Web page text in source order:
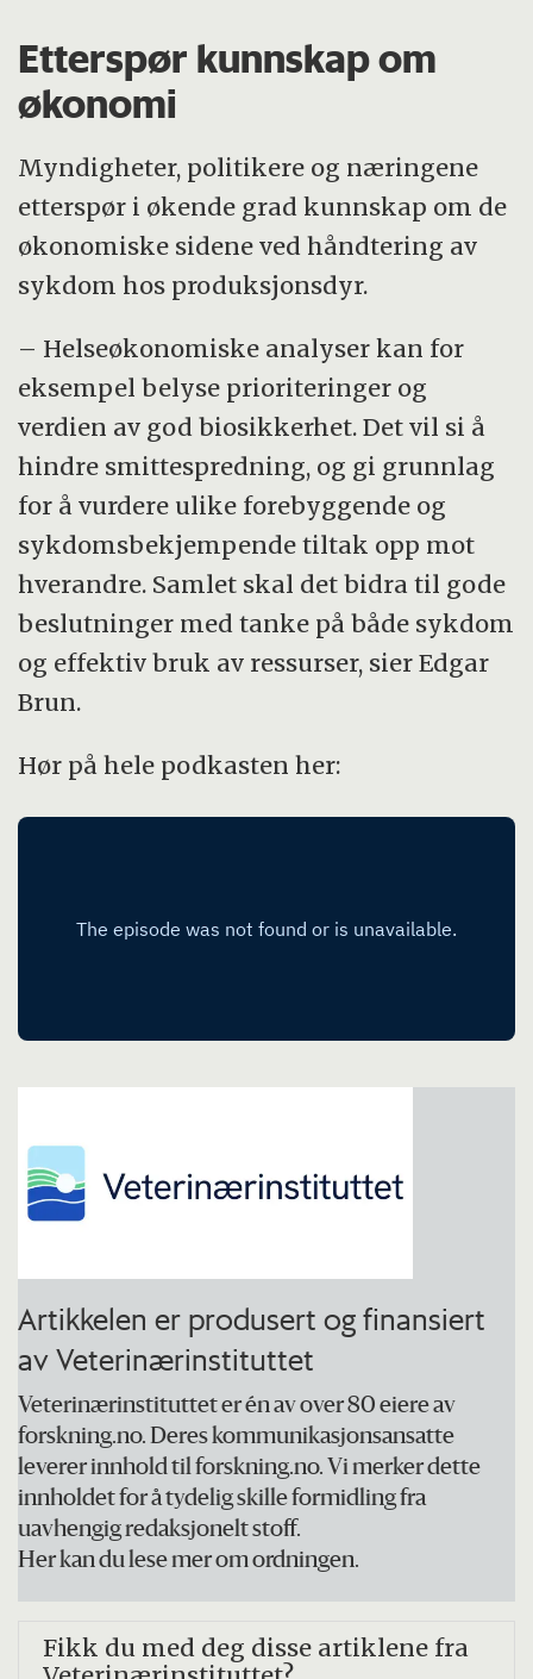
Etterspør kunnskap om
økonomi
Myndigheter, politikere og næringene
etterspør i økende grad kunnskap om de
økonomiske sidene ved håndtering av
sykdom hos produksjonsdyr.
– Helseøkonomiske analyser kan for
eksempel belyse prioriteringer og
verdien av god biosikkerhet. Det vil si å
hindre smittespredning, og gi grunnlag
for å vurdere ulike forebyggende og
sykdomsbekjempende tiltak opp mot
hverandre. Samlet skal det bidra til gode
beslutninger med tanke på både sykdom
og effektiv bruk av ressurser, sier Edgar
Brun.
Hør på hele podkasten her:
Artikkelen er produsert og finansiert
av Veterinærinstituttet
Veterinærinstituttet er én av over 80 eiere av
forskning.no. Deres kommunikasjonsansatte
leverer innhold til forskning.no. Vi merker dette
innholdet for å tydelig skille formidling fra
uavhengig redaksjonelt stoff.
Her kan du lese mer om ordningen.
Fikk du med deg disse artiklene fra